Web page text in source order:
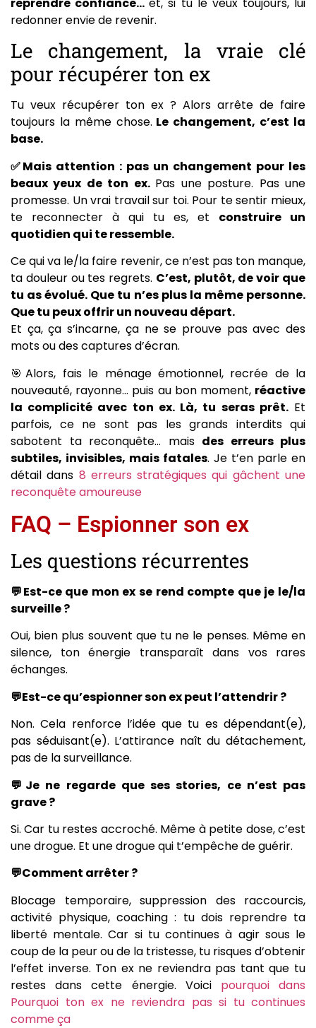
redonner envie de revenir.
Le changement, la vraie clé
pour récupérer ton ex
Tu veux récupérer ton ex ? Alors arrête de faire
toujours la même chose. Le changement, c’est la
base.
✅Mais attention : pas un changement pour les
beaux yeux de ton ex. Pas une posture. Pas une
promesse. Un vrai travail sur toi. Pour te sentir mieux,
te reconnecter à qui tu es, et construire un
quotidien qui te ressemble.
Ce qui va le/la faire revenir, ce n’est pas ton manque,
ta douleur ou tes regrets. C’est, plutôt, de voir que
tu as évolué. Que tu n’es plus la même personne.
Que tu peux offrir un nouveau départ.
Et ça, ça s’incarne, ça ne se prouve pas avec des
mots ou des captures d’écran.
🎯Alors, fais le ménage émotionnel, recrée de la
nouveauté, rayonne… puis au bon moment, réactive
la complicité avec ton ex. Là, tu seras prêt.Et
parfois, ce ne sont pas les grands interdits qui
sabotent ta reconquête… mais des erreurs plus
subtiles, invisibles, mais fatales. Je t’en parle en
détail dans 8 erreurs stratégiques qui gâchent une
reconquête amoureuse
FAQ – Espionner son ex
Les questions récurrentes
💬Est-ce que mon ex se rend compte que je le/la
surveille ?
Oui, bien plus souvent que tu ne le penses. Même en
silence, ton énergie transparaît dans vos rares
échanges.
💬Est-ce qu’espionner son ex peut l’attendrir ?
Non. Cela renforce l’idée que tu es dépendant(e),
pas séduisant(e). L’attirance naît du détachement,
pas de la surveillance.
💬Je ne regarde que ses stories, ce n’est pas
grave ?
Si. Car tu restes accroché. Même à petite dose, c’est
une drogue. Et une drogue qui t’empêche de guérir.
💬Comment arrêter ?
Blocage temporaire, suppression des raccourcis,
activité physique, coaching : tu dois reprendre ta
liberté mentale. Car si tu continues à agir sous le
coup de la peur ou de la tristesse, tu risques d’obtenir
l’effet inverse. Ton ex ne reviendra pas tant que tu
restes dans cette énergie. Voici pourquoi dans
Pourquoi ton ex ne reviendra pas si tu continues
comme ça